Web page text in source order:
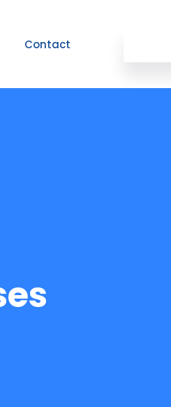
Contact